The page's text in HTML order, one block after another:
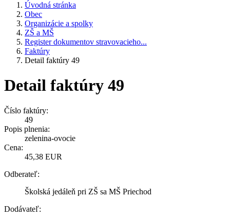
Úvodná stránka
Obec
Organizácie a spolky
ZŠ a MŠ
Register dokumentov stravovacieho...
Faktúry
Detail faktúry 49
Detail faktúry 49
Číslo faktúry:
49
Popis plnenia:
zelenina-ovocie
Cena:
45,38 EUR
Odberateľ:
Školská jedáleň pri ZŠ sa MŠ Priechod
Dodávateľ: